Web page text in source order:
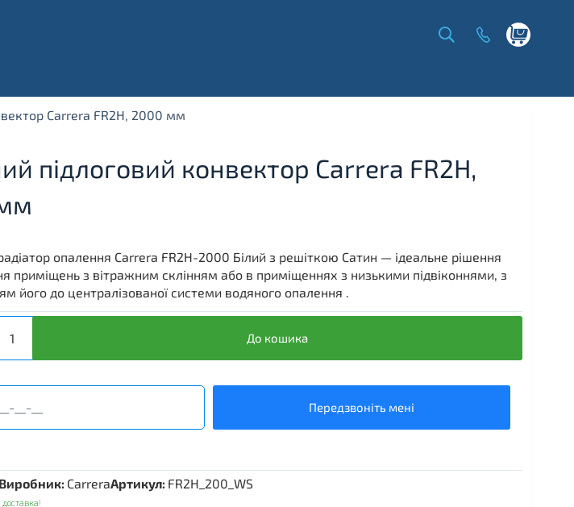
Shopping
Carrera FR2H, 2000 мм
підлоговий конвектор Carrera FR2H,
опалення Carrera FR2H-2000 Білий з решіткою Сатин — ідеальне рішення
приміщень з вітражним склінням або в приміщеннях з низькими підвіконнями, з
його до централізованої системи водяного опалення .
До кошика
Передзвоніть мені
Виробник: CarreraАртикул: FR2H_200_WS